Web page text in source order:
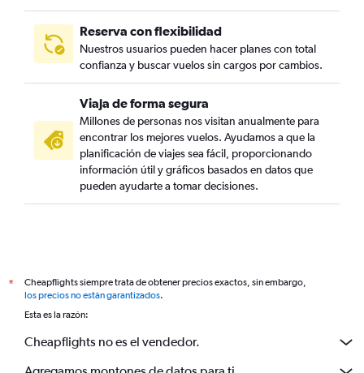
Reserva con flexibilidad
Nuestros usuarios pueden hacer planes con total
confianza y buscar vuelos sin cargos por cambios.
Viaja de forma segura
Millones de personas nos visitan anualmente para
encontrar los mejores vuelos. Ayudamos a que la
planificación de viajes sea fácil, proporcionando
información útil y gráficos basados en datos que
pueden ayudarte a tomar decisiones.
*
Cheapflights siempre trata de obtener precios exactos, sin embargo,
los precios no están garantizados.
Esta es la razón:
Cheapflights no es el vendedor.